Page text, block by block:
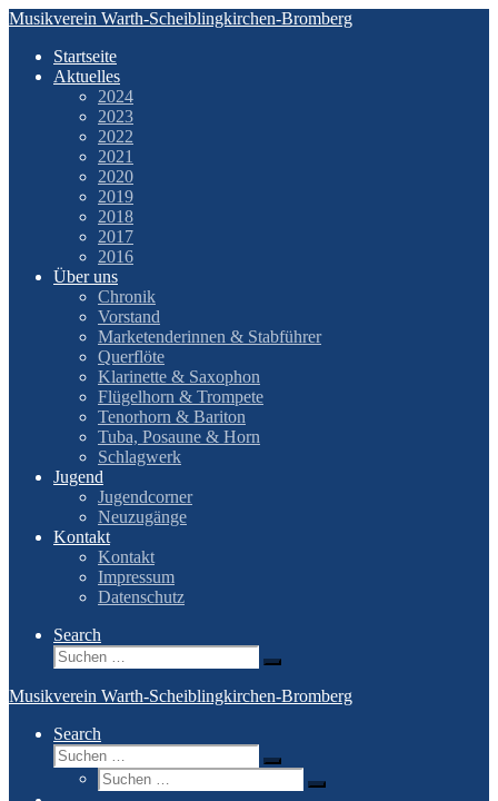
Zum
springen
Musikverein Warth-Scheiblingkirchen-Bromberg
Startseite
Aktuelles
2024
2023
2022
2021
2020
2019
2018
2017
2016
Über uns
Chronik
Vorstand
Marketenderinnen & Stabführer
Querflöte
Klarinette & Saxophon
Flügelhorn & Trompete
Tenorhorn & Bariton
Tuba, Posaune & Horn
Schlagwerk
Jugend
Jugendcorner
Neuzugänge
Kontakt
Kontakt
Impressum
Datenschutz
Search
Suche
Suchen …
Musikverein Warth-Scheiblingkirchen-Bromberg
Search
Suche
Suchen …
Suche
Suchen …